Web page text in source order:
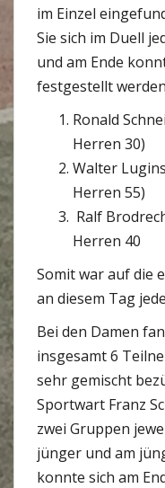
im Einzel
Sie sich im Duell
und am Ende
festgestellt
Ronald
Herren 30)
Walter
Herren 55)
Ralf
Herren 40
Somit war auf die
an diesem Tag
Bei den Damen
insgesamt 6
sehr gemischt
Sportwart Franz
zwei Gruppen
jünger und am
konnte sich am